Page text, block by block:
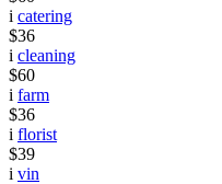
i catering
$36
i cleaning
$60
i farm
$36
i florist
$39
i vin